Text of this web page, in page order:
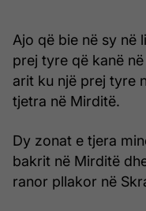
Ajo që bie në sy në
prej tyre që kanë
arit ku një prej tyre
tjetra në Mirditë.
Dy zonat e tjera
bakrit në Mirditë
ranor pllakor në